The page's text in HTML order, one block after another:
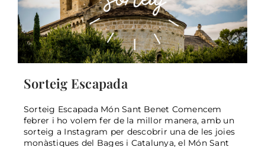
Sorteig Escapada
Sorteig Escapada Món Sant Benet Comencem
febrer i ho volem fer de la millor manera, amb un
sorteig a Instagram per descobrir una de les joies
monàstiques del Bages i Catalunya, el Món Sant